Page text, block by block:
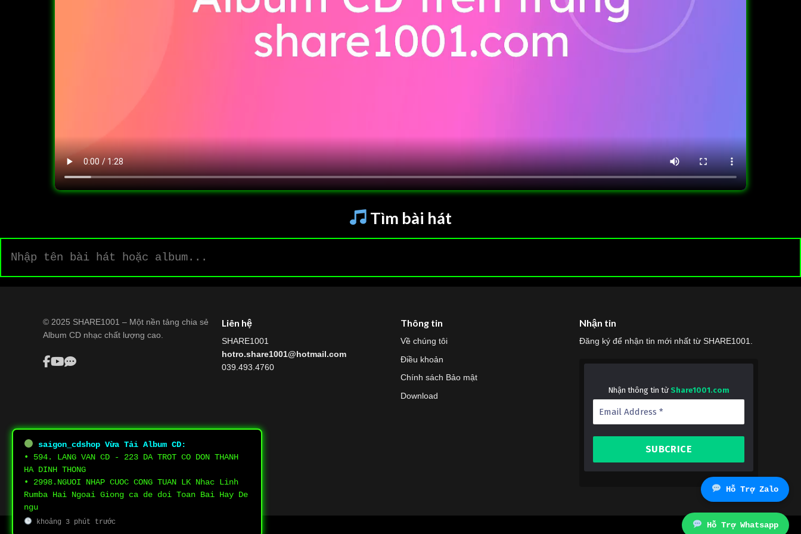
Tìm bài hát
© 2025 SHARE1001 – Một nền tảng chia sẻ
Album CD nhạc chất lượng cao.
Liên hệ
SHARE1001
hotro.share1001@hotmail.com
039.493.4760
Thông tin
Về chúng tôi
Điều khoản
Chính sách Bảo mật
Download
Nhận tin
Đăng ký để nhận tin mới nhất từ SHARE1001.
Nhận thông tin từ Share1001.com
Hỗ Trợ Zalo
Hỗ Trợ Whatsapp
saigon_cdshopVừa Tải Album CD:
• 594. LANG VAN CD - 223 DA TROT CO DON THANH
HA DINH THONG
• 2998.NGUOI NHAP CUOC CONG TUAN LK Nhac Linh
Rumba Hai Ngoai Giong ca de doi Toan Bai Hay De
ngu
khoảng 3 phút trước